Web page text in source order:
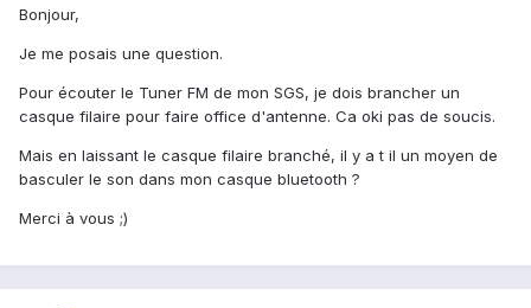
Bonjour,
Je me posais une question.
Pour écouter le Tuner FM de mon SGS, je dois brancher un
casque filaire pour faire office d'antenne. Ca oki pas de soucis.
Mais en laissant le casque filaire branché, il y a t il un moyen de
basculer le son dans mon casque bluetooth ?
Merci à vous ;)